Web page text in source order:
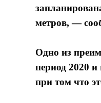
метров, —
Одно из
период 2020
при том что